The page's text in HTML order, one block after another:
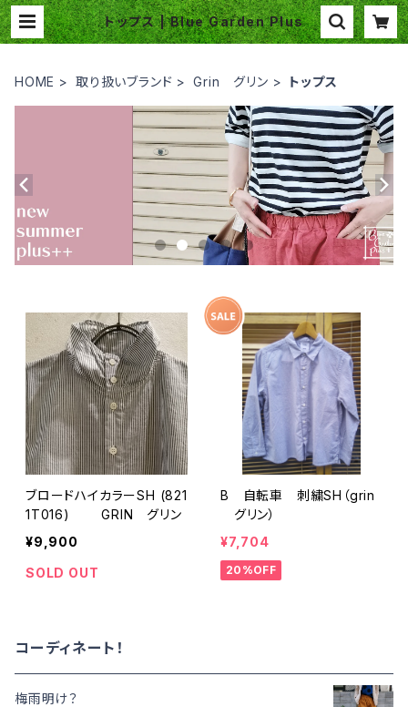
トップス | Blue Garden Plus
HOME 取り扱いブランド Grin グリン トップス
ブロードハイカラーSH (821
1T016) GRIN グリン
¥9,900
SOLD OUT
B 自転車 刺繍SH（grin
グリン）
¥7,704
20%OFF
コーディネート！
梅雨明け？